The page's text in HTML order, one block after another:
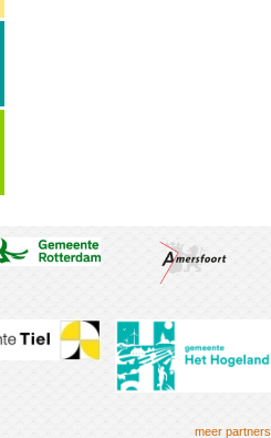
meer partners